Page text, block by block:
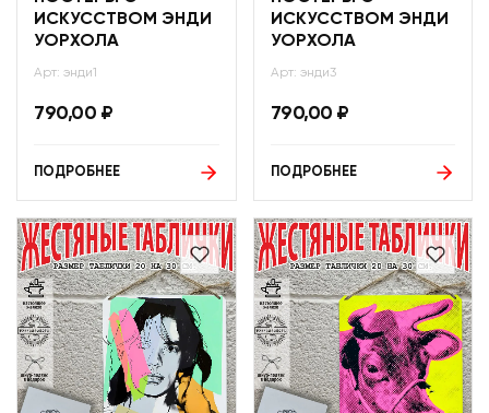
ИСКУССТВОМ ЭНДИ
УОРХОЛА
Арт: энди1
790,00 ₽
ПОДРОБНЕЕ
ИСКУССТВОМ ЭНДИ
УОРХОЛА
Арт: энди3
790,00 ₽
ПОДРОБНЕЕ